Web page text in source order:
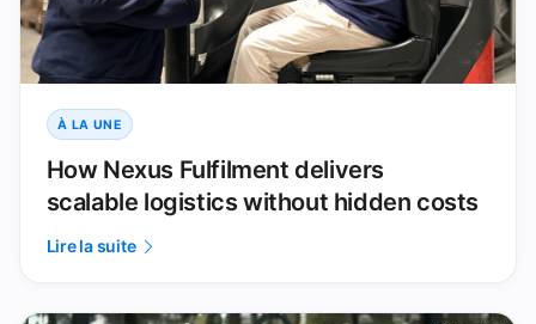
À LA UNE
How Nexus Fulfilment delivers
scalable logistics without hidden costs
Lire la suite